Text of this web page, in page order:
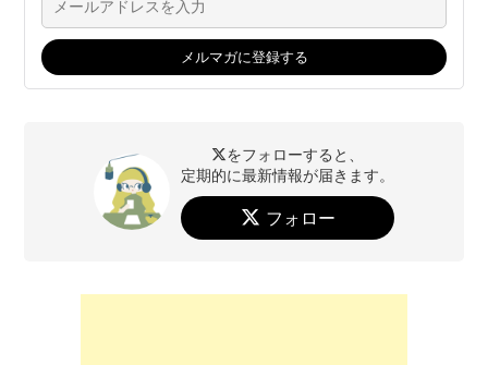
をフォローすると、
定期的に最新情報が届きます。
フォロー